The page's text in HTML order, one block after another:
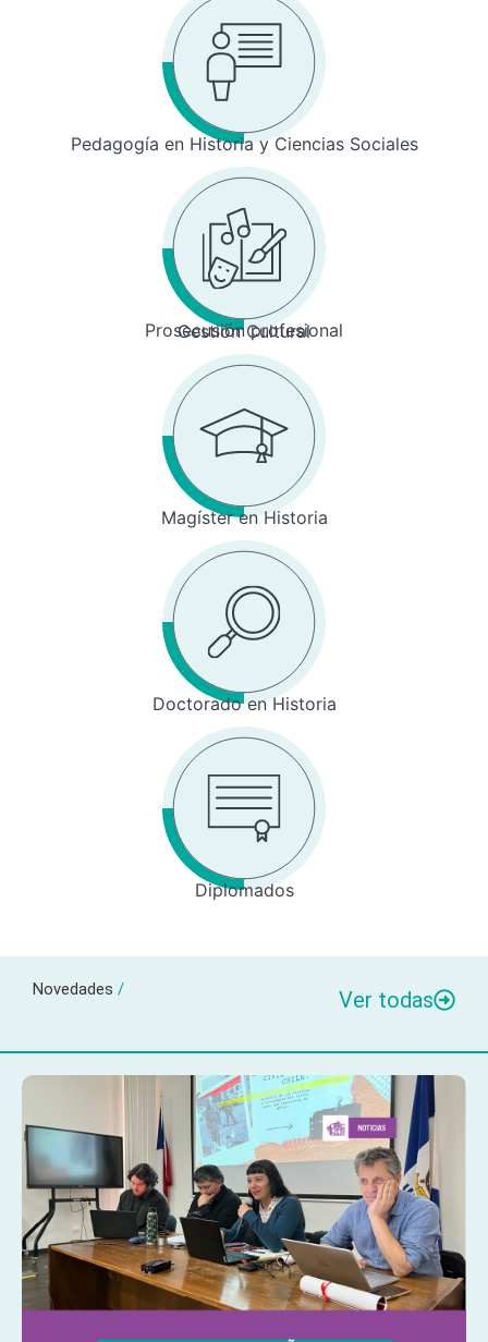
Pedagogía en Historia y Ciencias Sociales
Prosecusión profesional
Gestión Cultural
Magíster en Historia
Doctorado en Historia
Diplomados
Novedades / Ver todas